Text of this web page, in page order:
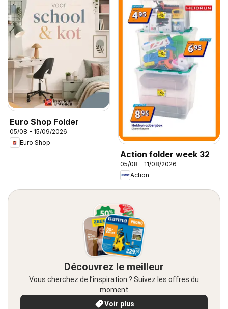
Euro Shop Folder
05/08 - 15/09/2026
Euro Shop
Action folder week 32
05/08 - 11/08/2026
Action
Découvrez le meilleur
Vous cherchez de l’inspiration ? Suivez les offres du
moment
Voir plus